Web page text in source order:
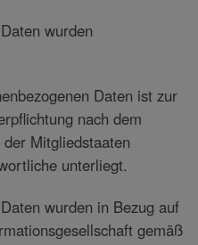
wurden
Daten ist zur
nach dem
Mitgliedstaaten
unterliegt.
wurden in Bezug auf
gemäß